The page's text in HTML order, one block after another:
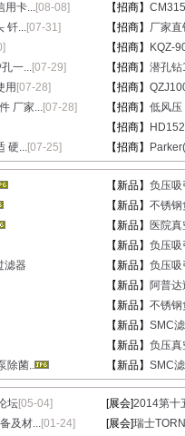
用卡...[08-08] 【招商】
钎...[07-31] 【招商】 厂家
【招商】
KQZ-
一...[07-29] 【招商】 潜孔钻
用 [07-28] 【招商】
厂家...[07-28] 【招商】 低风压
【招商】
硬...[07-25] 【招商】
【新品】 负压吸
【新品】 不锈钢
【新品】
医院
【新品】 负压吸
滤器 【新品】 负压吸
【新品】 阿普
【新品】 不锈钢
【新品】 SMC
【新品】 负压真
除菌.. 【新品】 SMC
坛[05-04] [展会]2014第十
及材...[01-24] [展会]瑞士